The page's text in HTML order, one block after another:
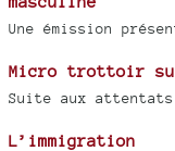
Une émission
Micro trottoir
Suite aux
L’immigration